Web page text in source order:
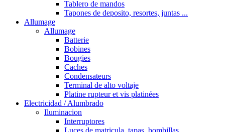
Tablero de mandos
Tapones de deposito, resortes, juntas ...
Allumage
Allumage
Batterie
Bobines
Bougies
Caches
Condensateurs
Terminal de alto voltaje
Platine rupteur et vis platinées
Electricidad / Alumbrado
Iluminacion
Interruptores